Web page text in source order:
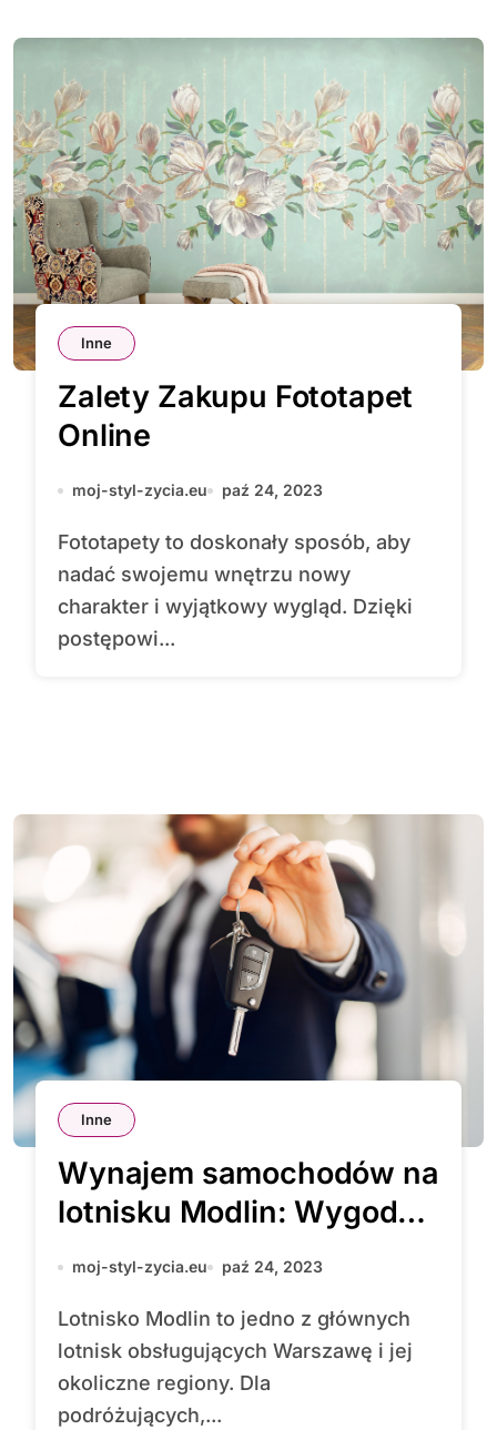
Inne
Zalety Zakupu Fototapet
Online
moj-styl-zycia.eu paź 24, 2023
Fototapety to doskonały sposób, aby
nadać swojemu wnętrzu nowy
charakter i wyjątkowy wygląd. Dzięki
postępowi...
Inne
Wynajem samochodów na
lotnisku Modlin: Wygodny
sposób na zwiedzanie
moj-styl-zycia.eu paź 24, 2023
Lotnisko Modlin to jedno z głównych
lotnisk obsługujących Warszawę i jej
okoliczne regiony. Dla
podróżujących,...